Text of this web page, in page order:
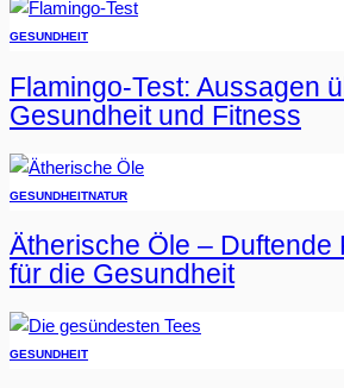
GESUNDHEIT
Flamingo-Test: Aussagen
Gesundheit und Fitness
GESUNDHEITNATUR
Ätherische Öle – Duftende
für die Gesundheit
GESUNDHEIT